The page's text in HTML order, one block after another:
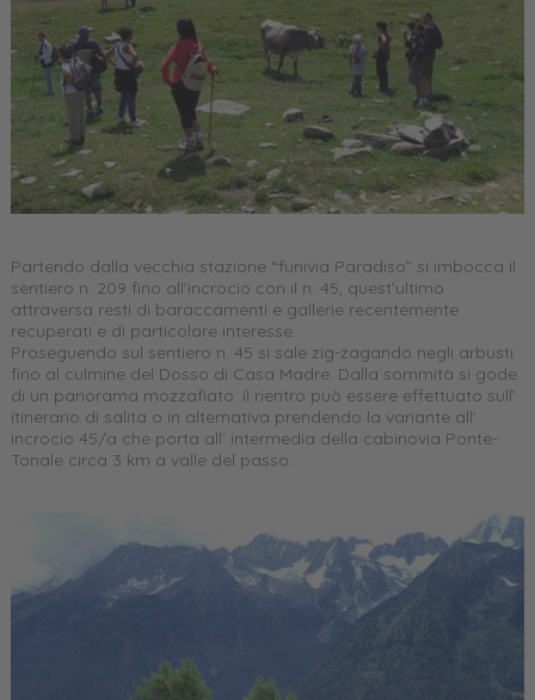
Partendo dalla vecchia stazione “funivia Paradiso” si imbocca il
sentiero n. 209 fino all’incrocio con il n. 45, quest’ultimo
attraversa resti di baraccamenti e gallerie recentemente
recuperati e di particolare interesse.
Proseguendo sul sentiero n. 45 si sale zig-zagando negli arbusti
fino al culmine del Dosso di Casa Madre. Dalla sommità si gode
di un panorama mozzafiato. il rientro può essere effettuato sull’
itinerario di salita o in alternativa prendendo la variante all’
incrocio 45/a che porta all’ intermedia della cabinovia Ponte-
Tonale circa 3 km a valle del passo.